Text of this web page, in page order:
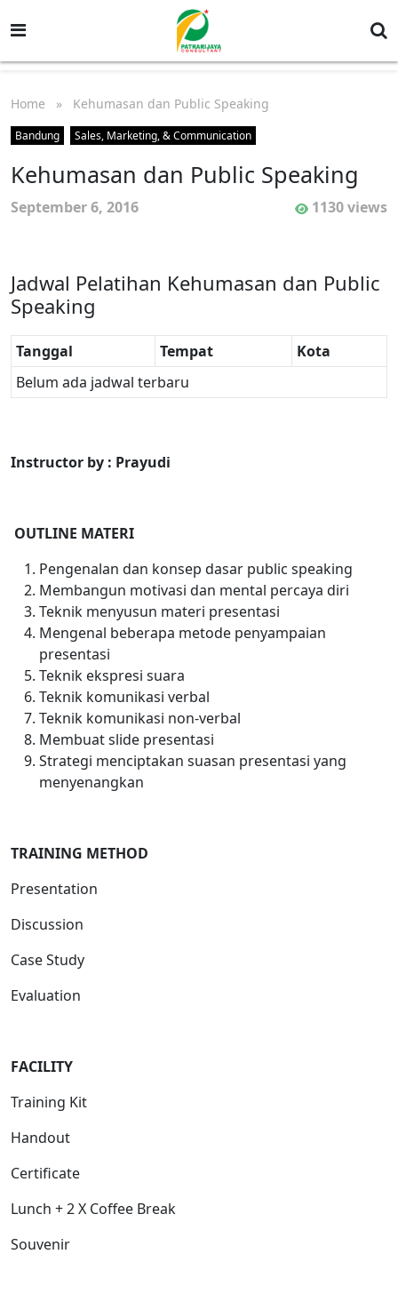
Home » Kehumasan dan Public Speaking
Bandung Sales, Marketing, & Communication
Kehumasan dan Public Speaking
September 6, 2016 1130 views
Jadwal Pelatihan Kehumasan dan Public
Speaking
Tanggal Tempat
Kota
Belum ada jadwal terbaru
Instructor by : Prayudi
OUTLINE MATERI
Pengenalan dan konsep dasar public speaking
Membangun motivasi dan mental percaya diri
Teknik menyusun materi presentasi
Mengenal beberapa metode penyampaian
presentasi
Teknik ekspresi suara
Teknik komunikasi verbal
Teknik komunikasi non-verbal
Membuat slide presentasi
Strategi menciptakan suasan presentasi yang
menyenangkan
TRAINING METHOD
Presentation
Discussion
Case Study
Evaluation
FACILITY
Training Kit
Handout
Certificate
Lunch + 2 X Coffee Break
Souvenir